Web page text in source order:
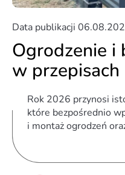
Data publikacji
Ogrodzenie i
w
Rok 2026 przynosi
które bezpośrednio
i montaż ogrodzeń